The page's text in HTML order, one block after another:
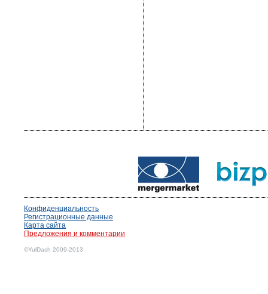
Конфиденциальность
Регистрационные данные
Карта сайта
Предложения и комментарии
©YulDash 2009-2013